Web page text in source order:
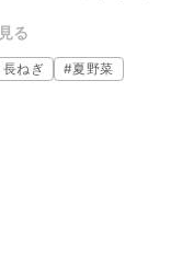
を使うので、簡単です。
たり、七味唐辛子を加
る
長ねぎ #夏野菜